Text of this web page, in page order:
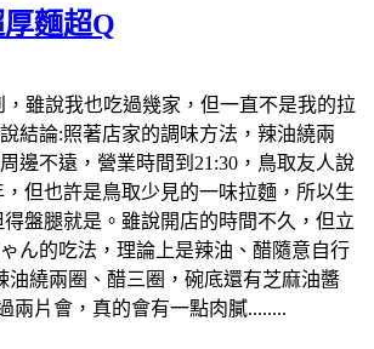
麵超Q
，雖說我也吃過幾家，但一直不是我的拉
結論:照著店家的調味方法，辣油繞兩
邊不遠，營業時間到21:30，鳥取友人說
但也許是鳥取少見的一味拉麵，所以生
盤腿就是。雖說開店的時間不久，但立
ん的吃法，理論上是辣油、醋隨意自行
繞兩圈、醋三圈，碗底還有芝麻油醬
兩片會，真的會有一點肉膩........